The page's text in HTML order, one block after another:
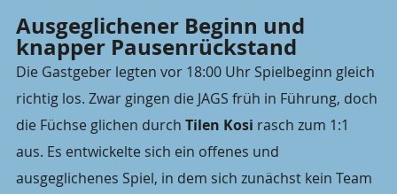
Ausgeglichener Beginn und
knapper Pausenrückstand
Die Gastgeber legten vor 18:00 Uhr Spielbeginn gleich
richtig los. Zwar gingen die JAGS früh in Führung, doch
die Füchse glichen durch Tilen Kosi rasch zum 1:1
aus. Es entwickelte sich ein offenes und
ausgeglichenes Spiel, in dem sich zunächst kein Team